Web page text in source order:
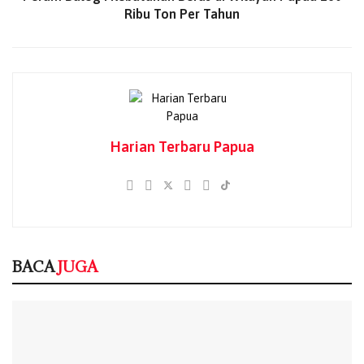
yang kita pilih harus bisa membawa perubahan positif dan
menghindari konflik dan provokasi yang dapat memecah
belah persatuan. “Jangan kita sengaja menciptakan
konflik. Mari kita dukung siapa pun yang terpilih sebagai
kesempatan kita untuk memilih pemimpin terbaik,”
Rencana Pemindahan Sekolah Rakyat ke
Ribu Ton Per Tahun
Harian Terbaru Papua
BACAJUGA